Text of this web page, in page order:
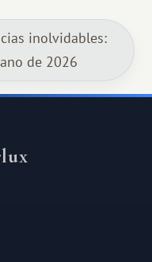
inolvidables:
de 2026